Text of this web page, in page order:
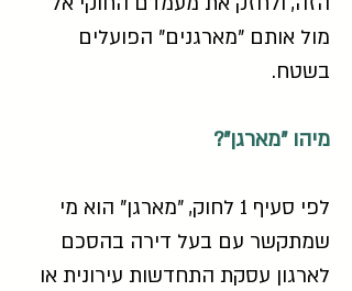
מול אותם "מארגנים" הפועלים
בשטח.
מיהו "מארגן"?
לפי סעיף 1 לחוק, "מארגן" הוא מי
שמתקשר עם בעל דירה בהסכם
לארגון עסקת התחדשות עירונית או